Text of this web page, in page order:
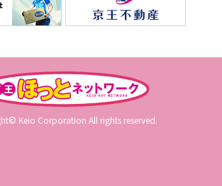
Keio Corporation All rights reserved.